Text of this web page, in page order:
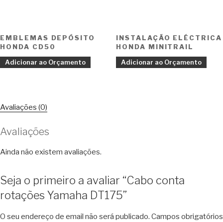
EMBLEMAS DEPÓSITO
HONDA CD50
Adicionar ao Orçamento
INSTALAÇÃO ELÉCTRICA
HONDA MINITRAIL
Adicionar ao Orçamento
Avaliações (0)
Avaliações
Ainda não existem avaliações.
Seja o primeiro a avaliar “Cabo conta
rotações Yamaha DT175”
O seu endereço de email não será publicado. Campos obrigatórios